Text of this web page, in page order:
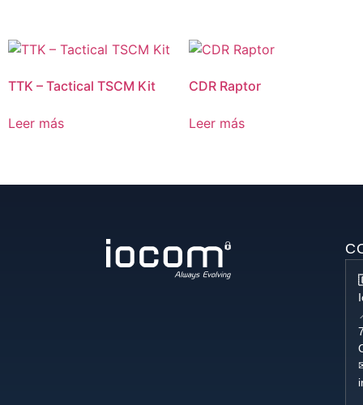
TTK – Tactical TSCM Kit
Leer más
CDR Raptor
Leer más